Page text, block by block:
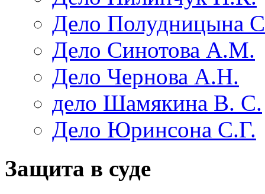
Дело Полудницына
Дело Синотова А.М.
Дело Чернова А.Н.
дело Шамякина В. С.
Дело Юринсона С.Г.
Защита в суде